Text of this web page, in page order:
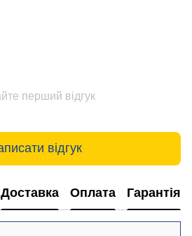
перший відгук
відгук
Доставка Оплата Гарантія